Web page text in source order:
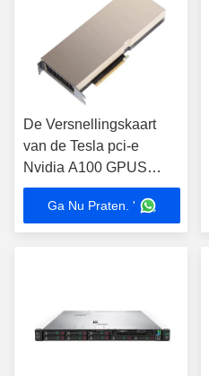
De Versnellingskaart
van de Tesla pci-e
Nvidia A100 GPUS
Grafiek voor AI het
Diepe Leren
Ga Nu Praten. '